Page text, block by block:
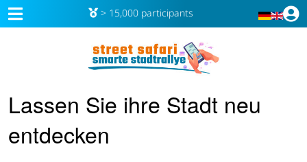
> 15,000 participants
Lassen Sie ihre Stadt neu
entdecken